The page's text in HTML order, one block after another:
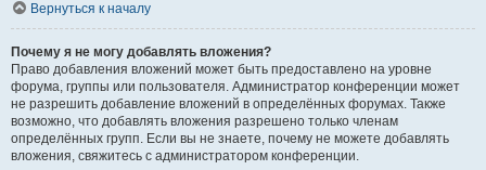
Вернуться к началу
Почему я не могу добавлять вложения?
Право добавления вложений может быть предоставлено на уровне
форума, группы или пользователя. Администратор конференции может
не разрешить добавление вложений в определённых форумах. Также
возможно, что добавлять вложения разрешено только членам
определённых групп. Если вы не знаете, почему не можете добавлять
вложения, свяжитесь с администратором конференции.